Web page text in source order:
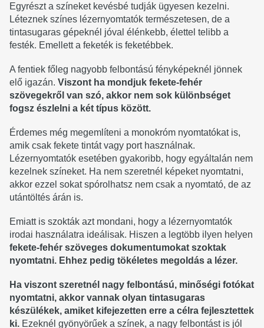
Egyrészt a színeket kevésbé tudják ügyesen kezelni.
Léteznek színes lézernyomtatók természetesen, de a
tintasugaras gépeknél jóval élénkebb, élettel telibb a
festék. Emellett a feketék is feketébbek.
A fentiek főleg nagyobb felbontású fényképeknél jönnek
elő igazán.Viszont ha mondjuk fekete-fehér
szövegekről van szó, akkor nem sok különbséget
fogsz észlelni a két típus között.
Érdemes még megemlíteni a monokróm nyomtatókat is,
amik csak fekete tintát vagy port használnak.
Lézernyomtatók esetében gyakoribb, hogy egyáltalán nem
kezelnek színeket. Ha nem szeretnél képeket nyomtatni,
akkor ezzel sokat spórolhatsz nem csak a nyomtató, de az
utántöltés árán is.
Emiatt is szokták azt mondani, hogy a lézernyomtatók
irodai használatra ideálisak. Hiszen a legtöbb ilyen helyen
fekete-fehér szöveges dokumentumokat szoktak
nyomtatni. Ehhez pedig tökéletes megoldás a lézer.
Ha viszont szeretnél nagy felbontású, minőségi fotókat
nyomtatni, akkor vannak olyan tintasugaras
készülékek, amiket kifejezetten erre a célra fejlesztettek
ki. Ezeknél gyönyörűek a színek, a nagy felbontást is jól